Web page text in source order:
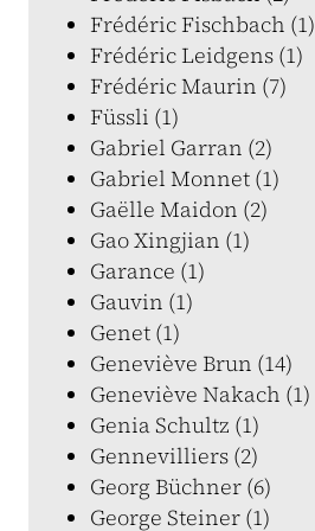
Frédéric Fischbach (1)
Frédéric Leidgens (1)
Frédéric Maurin (7)
Füssli (1)
Gabriel Garran (2)
Gabriel Monnet (1)
Gaëlle Maidon (2)
Gao Xingjian (1)
Garance (1)
Gauvin (1)
Genet (1)
Geneviève Brun (14)
Geneviève Nakach (1)
Genia Schultz (1)
Gennevilliers (2)
Georg Büchner (6)
George Steiner (1)